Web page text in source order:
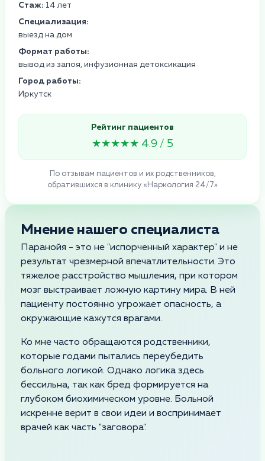
Стаж: 14 лет
Специализация:
выезд на дом
Формат работы:
вывод из запоя, инфузионная детоксикация
Город работы:
Иркутск
Рейтинг пациентов
★★★★★ 4.9 / 5
По отзывам пациентов и их родственников,
обратившихся в клинику «Наркология 24/7»
Мнение нашего специалиста
Паранойя - это не "испорченный характер" и не
результат чрезмерной впечатлительности. Это
тяжелое расстройство мышления, при котором
мозг выстраивает ложную картину мира. В ней
пациенту постоянно угрожает опасность, а
окружающие кажутся врагами.
Ко мне часто обращаются родственники,
которые годами пытались переубедить
больного логикой. Однако логика здесь
бессильна, так как бред формируется на
глубоком биохимическом уровне. Больной
искренне верит в свои идеи и воспринимает
врачей как часть "заговора".